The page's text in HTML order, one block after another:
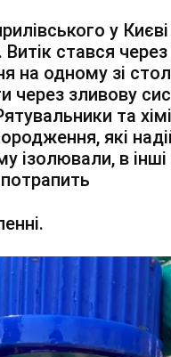
у
стався
на одному зі
через зливову
та
які
ізолювали, в